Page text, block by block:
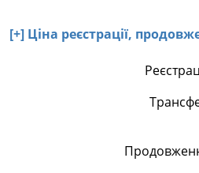
[+] Ціна реєстрації,